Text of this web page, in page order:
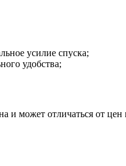
усилие спуска;
удобства;
и может отличаться от